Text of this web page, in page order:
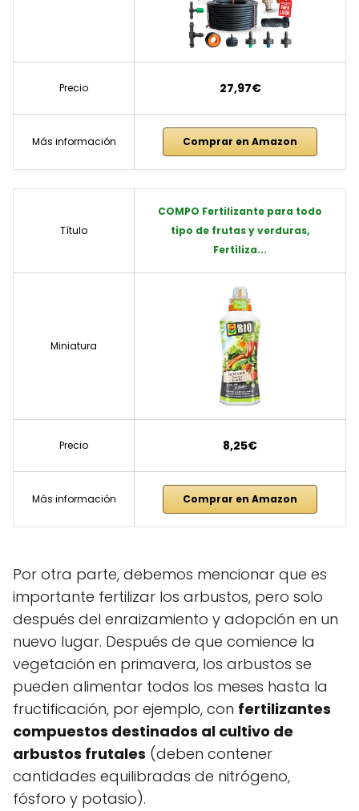
Precio 27,97€
Más información Comprar en Amazon
Título
COMPO Fertilizante para todo
tipo de frutas y verduras,
Fertiliza...
Miniatura
Precio 8,25€
Más información Comprar en Amazon
Por otra parte, debemos mencionar que es
importante fertilizar los arbustos, pero solo
después del enraizamiento y adopción en un
nuevo lugar. Después de que comience la
vegetación en primavera, los arbustos se
pueden alimentar todos los meses hasta la
fructificación, por ejemplo, con fertilizantes
compuestos destinados al cultivo de
arbustos frutales (deben contener
cantidades equilibradas de nitrógeno,
fósforo y potasio).